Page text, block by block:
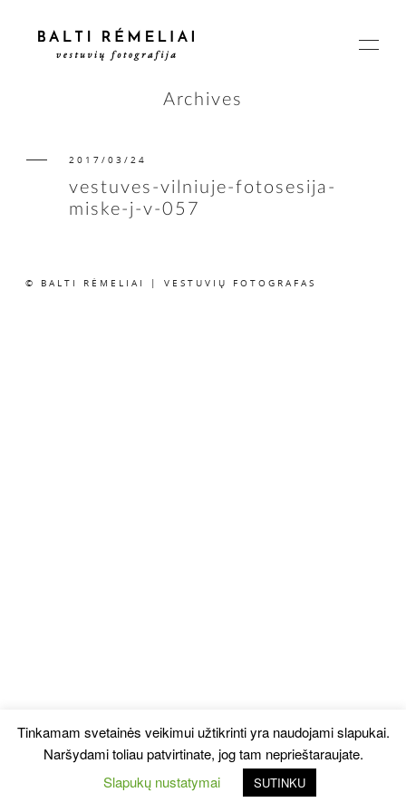
PAGRINDINIS
ISTORIJOS
Archives
2017/03/24
vestuves-vilniuje-fotosesija-
miske-j-v-057
© BALTI RĖMELIAI | VESTUVIŲ FOTOGRAFAS
Tinkamam svetainės veikimui užtikrinti yra naudojami slapukai.
Naršydami toliau patvirtinate, jog tam neprieštaraujate.
Slapukų nustatymai
SUTINKU